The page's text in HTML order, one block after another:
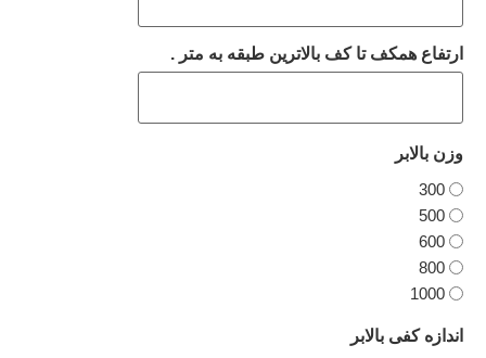
ارتفاع همکف تا کف بالاترین طبقه به متر .
وزن بالابر
300
500
600
800
1000
اندازه کفی بالابر